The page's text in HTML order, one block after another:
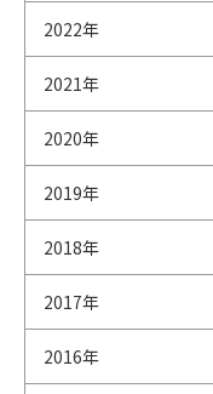
2022年
2021年
2020年
2019年
2018年
2017年
2016年